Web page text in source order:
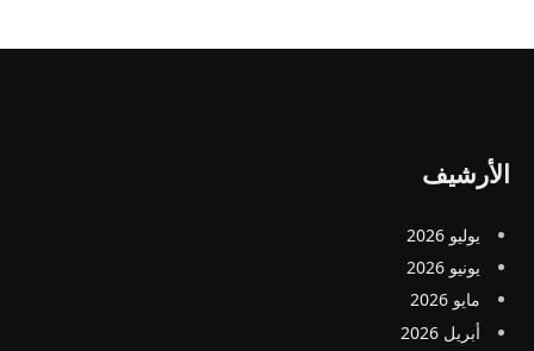
الأرشيف
يوليو 2026
يونيو 2026
مايو 2026
أبريل 2026